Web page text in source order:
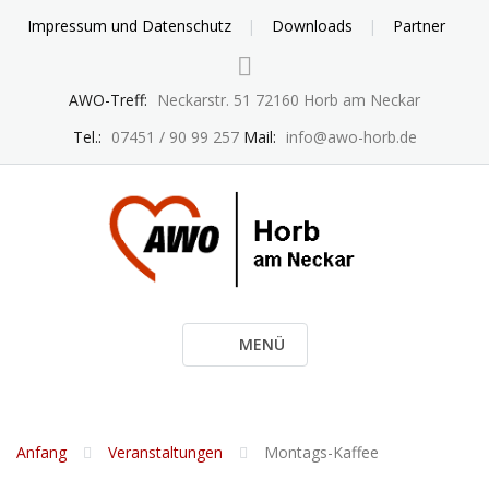
Impressum und Datenschutz Downloads Partner
AWO-Treff:
Neckarstr. 51 72160 Horb am Neckar
Tel.: 07451 / 90 99 257Mail: info@awo-horb.de
MENÜ
Anfang Veranstaltungen Montags-Kaffee